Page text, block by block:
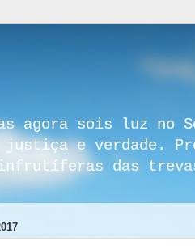
agora sois luz no
e verdade.
infrutíferas das